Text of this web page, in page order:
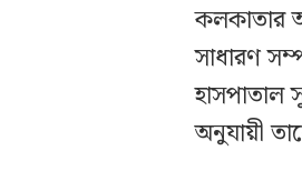
কলকাতার
সাধারণ
হাসপাতাল
অনুযায়ী